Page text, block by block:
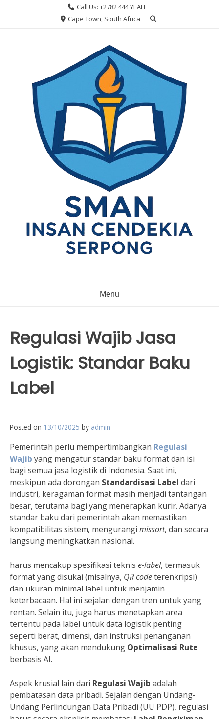
Call Us: +2782 444 YEAH
Cape Town, South Africa
Menu
Regulasi Wajib Jasa
Logistik: Standar Baku
Label
Posted on 13/10/2025 by admin
Pemerintah perlu mempertimbangkan Regulasi
Wajib yang mengatur standar baku format dan isi
bagi semua jasa logistik di Indonesia. Saat ini,
meskipun ada dorongan Standardisasi Label dari
industri, keragaman format masih menjadi tantangan
besar, terutama bagi yang menerapkan kurir. Adanya
standar baku dari pemerintah akan memastikan
kompatibilitas sistem, mengurangi missort, dan secara
langsung meningkatkan nasional.
harus mencakup spesifikasi teknis e-label, termasuk
format yang disukai (misalnya, QR codeterenkripsi)
dan ukuran minimal label untuk menjamin
keterbacaan. Hal ini sejalan dengan tren untuk yang
rentan. Selain itu, juga harus menetapkan area
tertentu pada label untuk data logistik penting
seperti berat, dimensi, dan instruksi penanganan
khusus, yang akan mendukung Optimalisasi Rute
berbasis AI.
Aspek krusial lain dari Regulasi Wajib adalah
pembatasan data pribadi. Sejalan dengan Undang-
Undang Perlindungan Data Pribadi (UU PDP), regulasi